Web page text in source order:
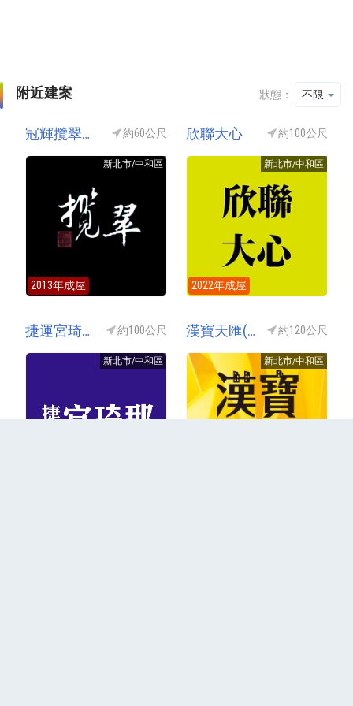
附近建案 狀態： 不限
冠輝攬翠大樓(景安攬翠) 約60公尺
新北市/中和區
2013年成屋
欣聯大心 約100公尺
新北市/中和區
2022年成屋
捷運宮琦郡 約100公尺
新北市/中和區
漢寶天匯(漢寶之星/漢寶天滙) 約120公尺
新北市/中和區